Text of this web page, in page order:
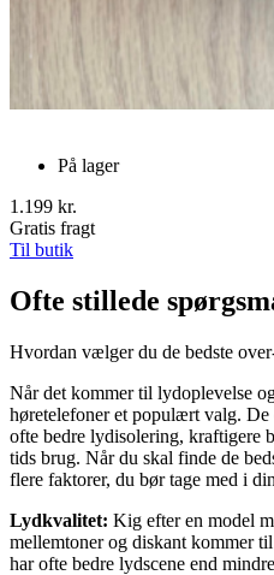
På lager
1.199 kr.
Gratis fragt
Til butik
Ofte stillede
Hvordan vælger du de bedste
Når det kommer til lydoplevelse
høretelefoner et populært valg.
ofte bedre lydisolering, kraftigere
tids brug. Når du skal finde de
flere faktorer, du bør tage med i
Lydkvalitet: Kig efter en model
mellemtoner og diskant kommer
har ofte bedre lydscene end